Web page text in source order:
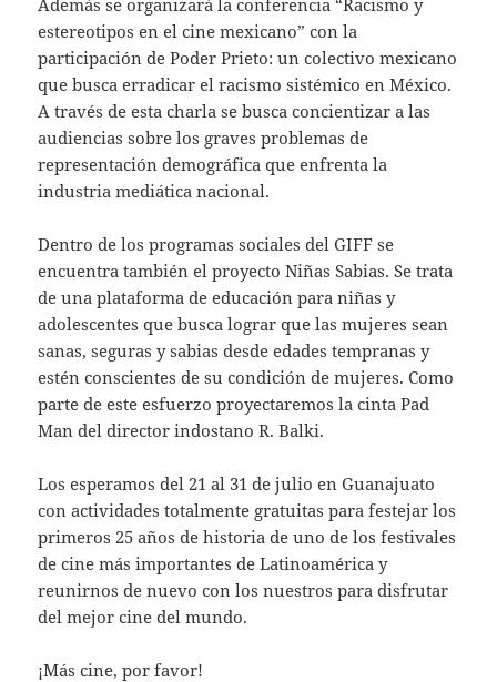
estereotipos en el cine mexicano” con la
participación de Poder Prieto: un colectivo mexicano
que busca erradicar el racismo sistémico en México.
A través de esta charla se busca concientizar a las
audiencias sobre los graves problemas de
representación demográfica que enfrenta la
industria mediática nacional.
Dentro de los programas sociales del GIFF se
encuentra también el proyecto Niñas Sabias. Se trata
de una plataforma de educación para niñas y
adolescentes que busca lograr que las mujeres sean
sanas, seguras y sabias desde edades tempranas y
estén conscientes de su condición de mujeres. Como
parte de este esfuerzo proyectaremos la cinta Pad
Man del director indostano R. Balki.
Los esperamos del 21 al 31 de julio en Guanajuato
con actividades totalmente gratuitas para festejar los
primeros 25 años de historia de uno de los festivales
de cine más importantes de Latinoamérica y
reunirnos de nuevo con los nuestros para disfrutar
del mejor cine del mundo.
¡Más cine, por favor!